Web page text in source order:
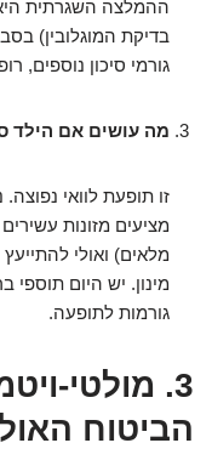
ההמלצה השגרתית
בדיקת המוגלובין)
גורמי סיכון נוספים,
מה עושים אם הילד
זו תופעת לוואי
מציעים מזונות
מלאים) ואולי
מינון. יש היום
גורמות לתופעה.
3. מולטי-
הביטוח